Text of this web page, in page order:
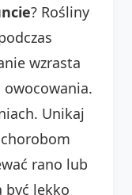
? Rośliny
wzrasta
Unikaj
rano lub
być lekko